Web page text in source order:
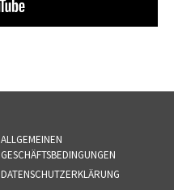
ALLGEMEINEN
GESCHÄFTSBEDINGUNGEN
DATENSCHUTZERKLÄRUNG